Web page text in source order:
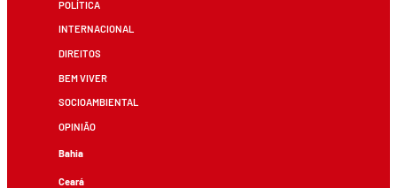
POLÍTICA
INTERNACIONAL
DIREITOS
BEM VIVER
SOCIOAMBIENTAL
OPINIÃO
Bahia
Ceará